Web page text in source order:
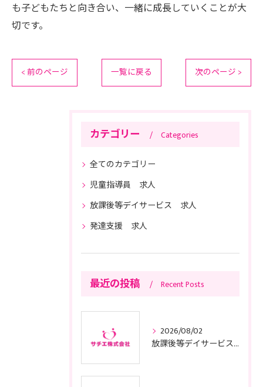
も子どもたちと向き合い、一緒に成長していくことが大
切です。
< 前のページ 一覧に戻る 次のページ >
カテゴリー Categories
全てのカテゴリー
児童指導員 求人
放課後等デイサービス 求人
発達支援 求人
最近の投稿 Recent Posts
2026/08/02
放課後等デイサービスの基本方針と東京都で運営適合するためのポイント